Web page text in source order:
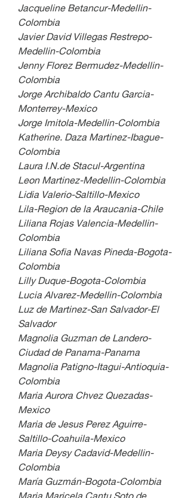
Jacqueline Betancur-Medellin-
Colombia
Javier David Villegas Restrepo-
Medellin-Colombia
Jenny Florez Bermudez-Medellin-
Colombia
Jorge Archibaldo Cantu Garcia-
Monterrey-Mexico
Jorge Imitola-Medellin-Colombia
Katherine. Daza Martinez-Ibague-
Colombia
Laura I.N.de Stacul-Argentina
Leon Martinez-Medellin-Colombia
Lidia Valerio-Saltillo-Mexico
Lila-Region de la Araucania-Chile
Liliana Rojas Valencia-Medellin-
Colombia
Liliana Sofia Navas Pineda-Bogota-
Colombia
Lilly Duque-Bogota-Colombia
Lucia Alvarez-Medellin-Colombia
Luz de Martinez-San Salvador-El
Salvador
Magnolia Guzman de Landero-
Ciudad de Panama-Panama
Magnolia Patigno-Itagui-Antioquia-
Colombia
Maria Aurora Chvez Quezadas-
Mexico
Maria de Jesus Perez Aguirre-
Saltillo-Coahuila-Mexico
Maria Deysy Cadavid-Medellin-
Colombia
María Guzmán-Bogota-Colombia
Maria Maricela Cantu Soto de